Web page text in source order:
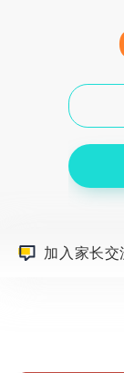
加入家长